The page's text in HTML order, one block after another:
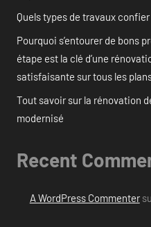
Quels types de travaux
Pourquoi s’entourer de bons
étape est la clé d’une
satisfaisante sur tous les
Tout savoir sur la rénovation
modernisé
Recent
A WordPress Commenter